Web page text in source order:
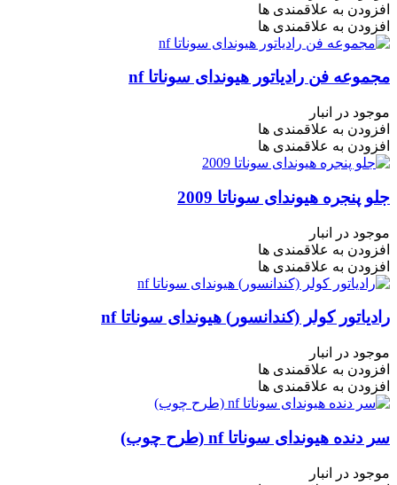
افزودن به علاقمندی ها
افزودن به علاقمندی ها
مجموعه فن رادیاتور هیوندای سوناتا nf
موجود در انبار
افزودن به علاقمندی ها
افزودن به علاقمندی ها
جلو پنجره هیوندای سوناتا 2009
موجود در انبار
افزودن به علاقمندی ها
افزودن به علاقمندی ها
رادیاتور کولر (کندانسور) هیوندای سوناتا nf
موجود در انبار
افزودن به علاقمندی ها
افزودن به علاقمندی ها
سر دنده هیوندای سوناتا nf (طرح چوب)
موجود در انبار